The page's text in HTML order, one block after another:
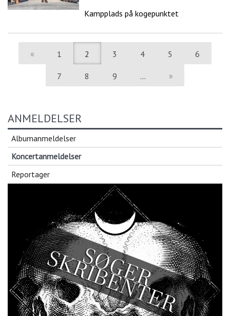
Kampplads på kogepunktet
« 1 2 3 4 5 6
7 8 9 … »
ANMELDELSER
Albumanmeldelser
Koncertanmeldelser
Reportager